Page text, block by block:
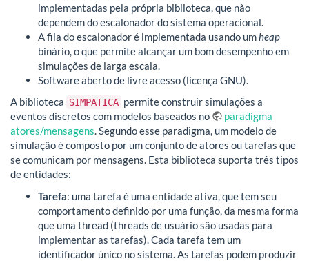
implementadas pela própria biblioteca, que não
dependem do escalonador do sistema operacional.
A fila do escalonador é implementada usando umheap
binário, o que permite alcançar um bom desempenho em
simulações de larga escala.
Software aberto de livre acesso (licença GNU).
A biblioteca SIMPATICA permite construir simulações a
eventos discretos com modelos baseados no
paradigma
atores/mensagens. Segundo esse paradigma, um modelo de
simulação é composto por um conjunto de atores ou tarefas que
se comunicam por mensagens. Esta biblioteca suporta três tipos
de entidades:
Tarefa: uma tarefa é uma entidade ativa, que tem seu
comportamento definido por uma função, da mesma forma
que uma thread (threads de usuário são usadas para
implementar as tarefas). Cada tarefa tem um
identificador único no sistema. As tarefas podem produzir